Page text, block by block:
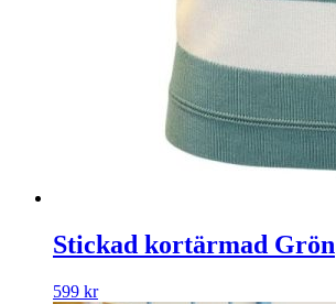
Stickad kortärmad Grön
599 kr